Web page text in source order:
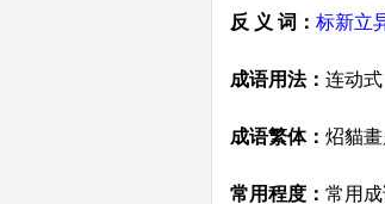
反 义 词： 标新立
成语用法： 连动
成语繁体： 炤貓
常用程度： 常用